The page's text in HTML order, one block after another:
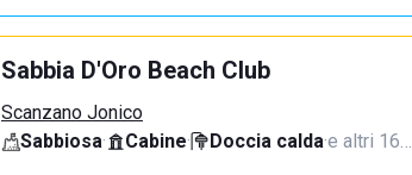
Sabbia D'Oro Beach Club
Scanzano Jonico
Sabbiosa· Cabine· Doccia calda·e altri 16…